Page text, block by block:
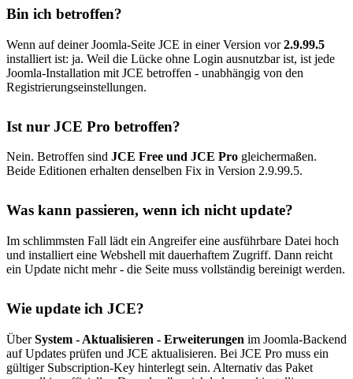
Bin ich betroffen?
Wenn auf deiner Joomla-Seite JCE in einer Version vor2.9.99.5
installiert ist: ja. Weil die Lücke ohne Login ausnutzbar ist, ist jede
Joomla-Installation mit JCE betroffen - unabhängig von den
Registrierungseinstellungen.
Ist nur JCE Pro betroffen?
Nein. Betroffen sind JCE Free und JCE Pro gleichermaßen.
Beide Editionen erhalten denselben Fix in Version 2.9.99.5.
Was kann passieren, wenn ich nicht update?
Im schlimmsten Fall lädt ein Angreifer eine ausführbare Datei hoch
und installiert eine Webshell mit dauerhaftem Zugriff. Dann reicht
ein Update nicht mehr - die Seite muss vollständig bereinigt werden.
Wie update ich JCE?
ÜberSystem - Aktualisieren - Erweiterungen im Joomla-Backend
auf Updates prüfen und JCE aktualisieren. Bei JCE Pro muss ein
gültiger Subscription-Key hinterlegt sein. Alternativ das Paket